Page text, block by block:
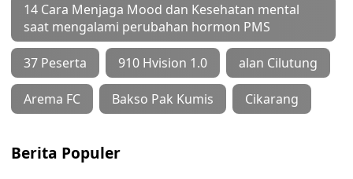
14 Cara Menjaga Mood dan Kesehatan mental
saat mengalami perubahan hormon PMS
37 Peserta 910 Hvision 1.0 alan Cilutung
Arema FC Bakso Pak Kumis Cikarang
Berita Populer